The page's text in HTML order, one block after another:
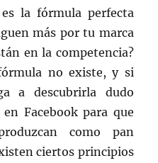
la fórmula perfecta
más por tu marca
en la competencia?
no existe, y si
a descubrirla dudo
Facebook para que
como pan
ciertos principios